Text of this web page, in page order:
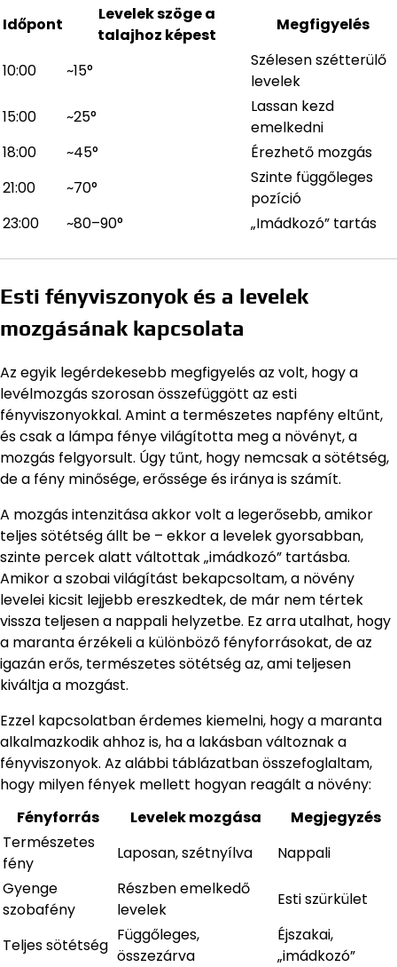
Időpont
Levelek szöge a
talajhoz képest
Megfigyelés
10:00 ~15°
Szélesen szétterülő
levelek
15:00
~25°
Lassan kezd
emelkedni
18:00
~45°
Érezhető mozgás
21:00
~70°
Szinte függőleges
pozíció
23:00
~80–90° „Imádkozó” tartás
Esti fényviszonyok és a levelek
mozgásának kapcsolata
Az egyik legérdekesebb megfigyelés az volt, hogy a
levélmozgás szorosan összefüggött az esti
fényviszonyokkal. Amint a természetes napfény eltűnt,
és csak a lámpa fénye világította meg a növényt, a
mozgás felgyorsult. Úgy tűnt, hogy nemcsak a sötétség,
de a fény minősége, erőssége és iránya is számít.
A mozgás intenzitása akkor volt a legerősebb, amikor
teljes sötétség állt be – ekkor a levelek gyorsabban,
szinte percek alatt váltottak „imádkozó” tartásba.
Amikor a szobai világítást bekapcsoltam, a növény
levelei kicsit lejjebb ereszkedtek, de már nem tértek
vissza teljesen a nappali helyzetbe. Ez arra utalhat, hogy
a maranta érzékeli a különböző fényforrásokat, de az
igazán erős, természetes sötétség az, ami teljesen
kiváltja a mozgást.
Ezzel kapcsolatban érdemes kiemelni, hogy a maranta
alkalmazkodik ahhoz is, ha a lakásban változnak a
fényviszonyok. Az alábbi táblázatban összefoglaltam,
hogy milyen fények mellett hogyan reagált a növény:
Fényforrás
Levelek mozgása
Megjegyzés
Természetes
fény
Laposan, szétnyílva
Nappali
Gyenge
szobafény
Részben emelkedő
levelek
Esti szürkület
Teljes sötétség
Függőleges,
összezárva
Éjszakai,
„imádkozó”